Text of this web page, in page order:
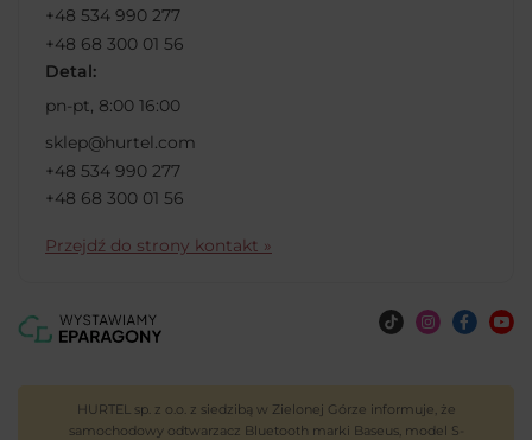
+48 534 990 277
+48 68 300 01 56
Detal:
pn-pt, 8:00 16:00
sklep@hurtel.com
+48 534 990 277
+48 68 300 01 56
Przejdź do strony kontakt »
HURTEL sp. z o.o. z siedzibą w Zielonej Górze informuje, że
samochodowy odtwarzacz Bluetooth marki Baseus, model S-